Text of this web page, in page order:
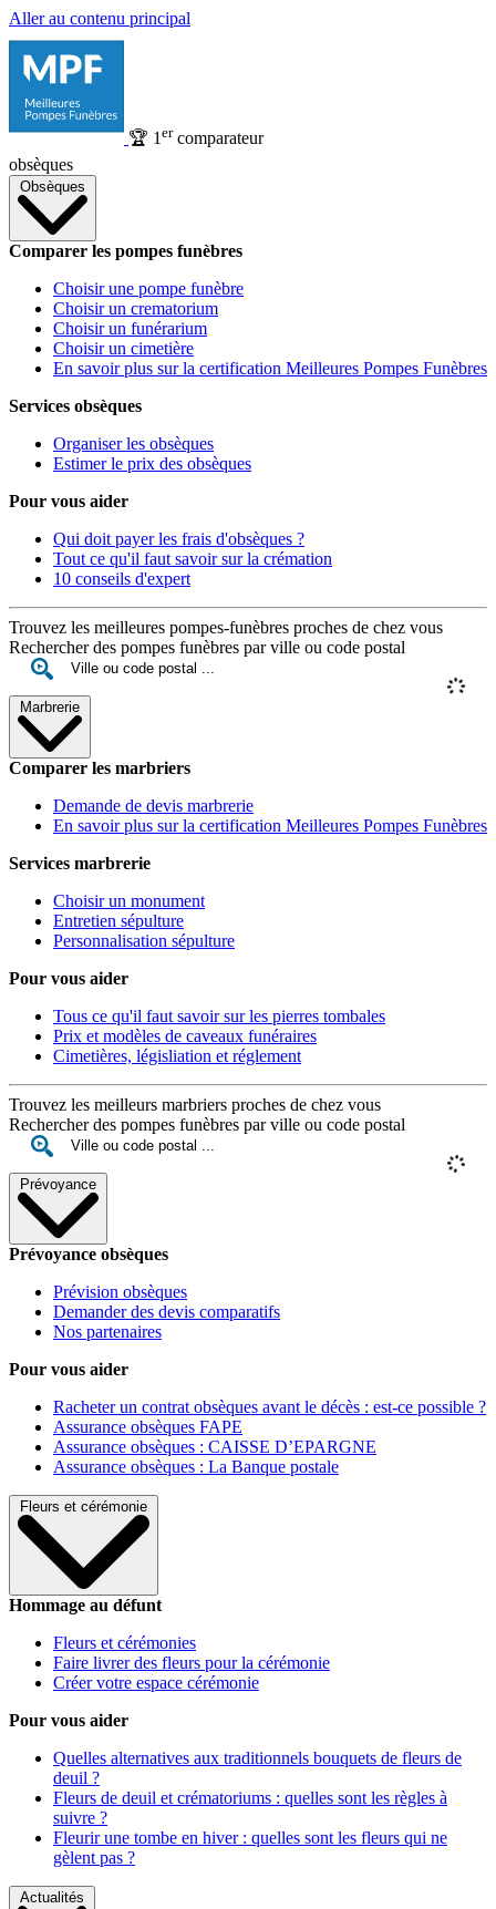
Aller au contenu principal
🏆 1 ercomparateur
obsèques
Obsèques
Comparer les pompes funèbres
Choisir une pompe funèbre
Choisir un crematorium
Choisir un funérarium
Choisir un cimetière
En savoir plus sur la certification Meilleures Pompes Funèbres
Services obsèques
Organiser les obsèques
Estimer le prix des obsèques
Pour vous aider
Qui doit payer les frais d'obsèques ?
Tout ce qu'il faut savoir sur la crémation
10 conseils d'expert
Trouvez les meilleures pompes-funèbres proches de chez vous
Rechercher des pompes funèbres par ville ou code postal
Marbrerie
Comparer les marbriers
Demande de devis marbrerie
En savoir plus sur la certification Meilleures Pompes Funèbres
Services marbrerie
Choisir un monument
Entretien sépulture
Personnalisation sépulture
Pour vous aider
Tous ce qu'il faut savoir sur les pierres tombales
Prix et modèles de caveaux funéraires
Cimetières, législiation et réglement
Trouvez les meilleurs marbriers proches de chez vous
Rechercher des pompes funèbres par ville ou code postal
Prévoyance
Prévoyance obsèques
Prévision obsèques
Demander des devis comparatifs
Nos partenaires
Pour vous aider
Racheter un contrat obsèques avant le décès : est-ce possible ?
Assurance obsèques FAPE
Assurance obsèques : CAISSE D’EPARGNE
Assurance obsèques : La Banque postale
Fleurs et cérémonie
Hommage au défunt
Fleurs et cérémonies
Faire livrer des fleurs pour la cérémonie
Créer votre espace cérémonie
Pour vous aider
Quelles alternatives aux traditionnels bouquets de fleurs de
deuil ?
Fleurs de deuil et crématoriums : quelles sont les règles à
suivre ?
Fleurir une tombe en hiver : quelles sont les fleurs qui ne
gèlent pas ?
Actualités